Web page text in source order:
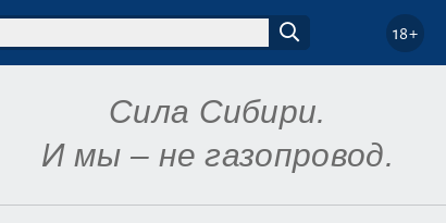
18+
Сила Сибири.
И мы – не газопровод.